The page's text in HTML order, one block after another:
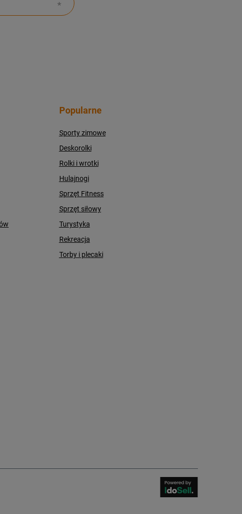
Popularne
Sporty zimowe
Deskorolki
Rolki i wrotki
Hulajnogi
Sprzęt Fitness
Sprzęt siłowy
Turystyka
Rekreacja
Torby i plecaki